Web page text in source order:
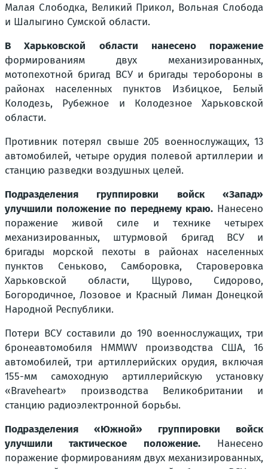
Малая Слободка, Великий Прикол, Вольная Слобода
и Шалыгино Сумской области.
В Харьковской области нанесено поражение
формированиям двух механизированных,
мотопехотной бригад ВСУ и бригады теробороны в
районах населенных пунктов Избицкое, Белый
Колодезь, Рубежное и Колодезное Харьковской
области.
Противник потерял свыше 205 военнослужащих, 13
автомобилей, четыре орудия полевой артиллерии и
станцию разведки воздушных целей.
Подразделения группировки войск «Запад»
улучшили положение по переднему краю.Нанесено
поражение живой силе и технике четырех
механизированных, штурмовой бригад ВСУ и
бригады морской пехоты в районах населенных
пунктов Сеньково, Самборовка, Староверовка
Харьковской области, Щурово, Сидорово,
Богородичное, Лозовое и Красный Лиман Донецкой
Народной Республики.
Потери ВСУ составили до 190 военнослужащих, три
бронеавтомобиля HMMWV производства США, 16
автомобилей, три артиллерийских орудия, включая
155-мм самоходную артиллерийскую установку
«Braveheart» производства Великобритании и
станцию радиоэлектронной борьбы.
Подразделения «Южной» группировки войск
улучшили тактическое положение.Нанесено
поражение формированиям двух механизированных,